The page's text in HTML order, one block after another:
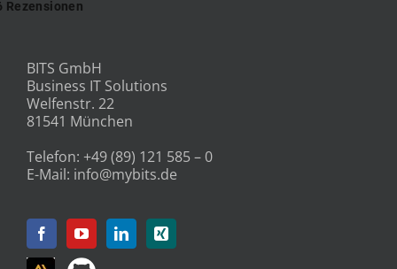
81541 München
Telefon:+49 (89) 121 585 – 0
E-Mail:info@mybits.de